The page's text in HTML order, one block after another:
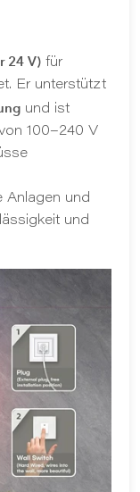
24 V) für
Er unterstützt
und ist
100–240 V
Anlagen und
und